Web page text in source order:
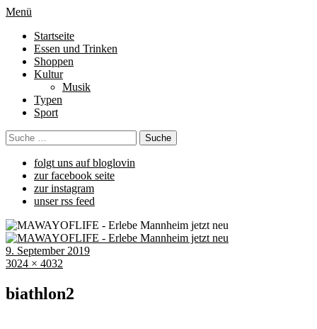
Menü
Startseite
Essen und Trinken
Shoppen
Kultur
Musik
Typen
Sport
folgt uns auf bloglovin
zur facebook seite
zur instagram
unser rss feed
9. September 2019
3024 × 4032
biathlon2